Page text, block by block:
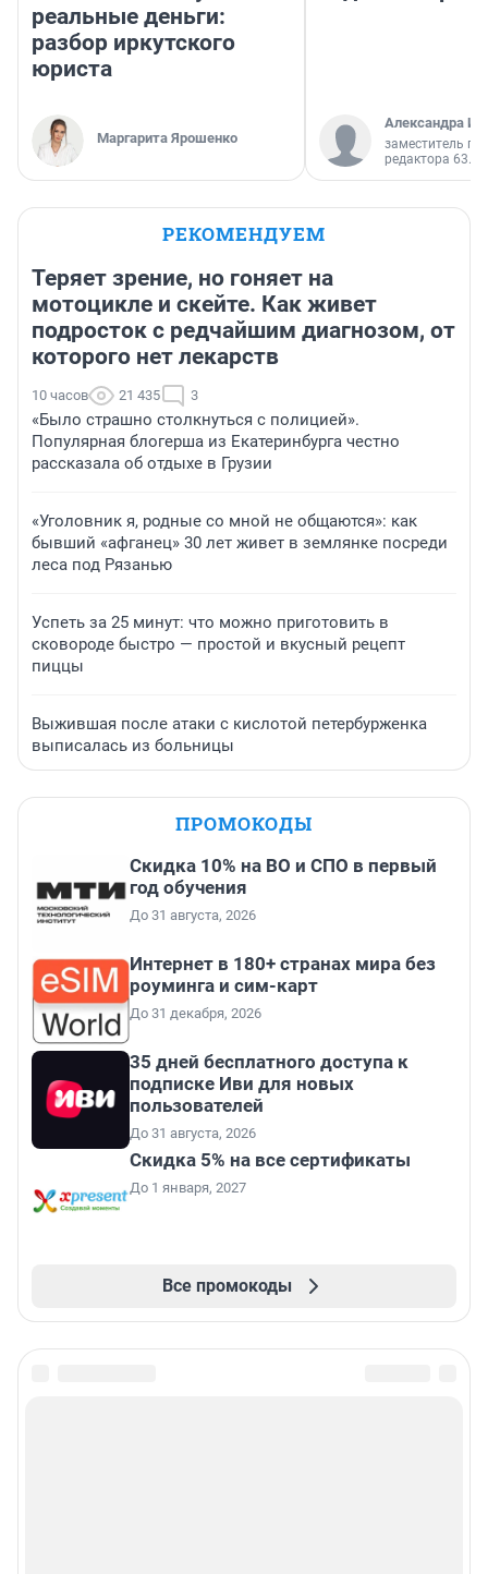
реальные деньги:
разбор иркутского
юриста
Маргарита Ярошенко
Александра
заместитель
редактора 63.RU
РЕКОМЕНДУЕМ
Теряет зрение, но гоняет на
мотоцикле и скейте. Как живет
подросток с редчайшим диагнозом, от
которого нет лекарств
10 часов 21 435 3
«Было страшно столкнуться с полицией».
Популярная блогерша из Екатеринбурга честно
рассказала об отдыхе в Грузии
«Уголовник я, родные со мной не общаются»: как
бывший «афганец» 30 лет живет в землянке посреди
леса под Рязанью
Успеть за 25 минут: что можно приготовить в
сковороде быстро — простой и вкусный рецепт
пиццы
Выжившая после атаки с кислотой петербурженка
выписалась из больницы
ПРОМОКОДЫ
Скидка 10% на ВО и СПО в первый
год обучения
До 31 августа, 2026
Интернет в 180+ странах мира без
роуминга и сим-карт
До 31 декабря, 2026
35 дней бесплатного доступа к
подписке Иви для новых
пользователей
До 31 августа, 2026
Скидка 5% на все сертификаты
До 1 января, 2027
Все промокоды